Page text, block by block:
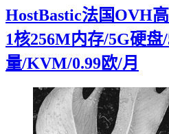
HostBastic法国OVH
1核256M内存/5G硬盘
量/KVM/0.99欧/月